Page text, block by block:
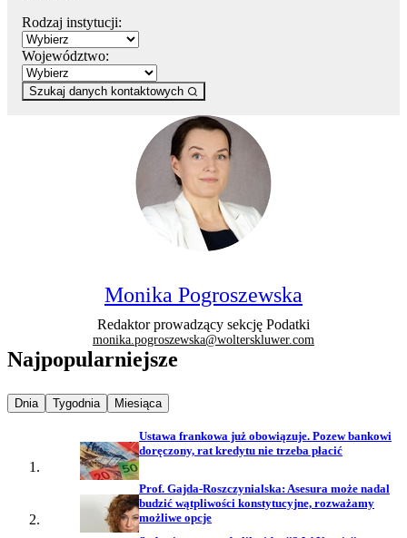
Rodzaj instytucji:
Województwo:
Szukaj danych kontaktowych
Monika Pogroszewska
Redaktor prowadzący sekcję Podatki
monika.pogroszewska@wolterskluwer.com
Najpopularniejsze
Najpopularniejsze wiadomości z
Dnia Najpopularniejsze wiadomości z
Tygodnia Najpopularniejsze wiadomości z
Miesiąca
Ustawa frankowa już obowiązuje. Pozew bankowi
doręczony, rat kredytu nie trzeba płacić
Prof. Gajda-Roszczynialska: Asesura może nadal
budzić wątpliwości konstytucyjne, rozważamy
możliwe opcje